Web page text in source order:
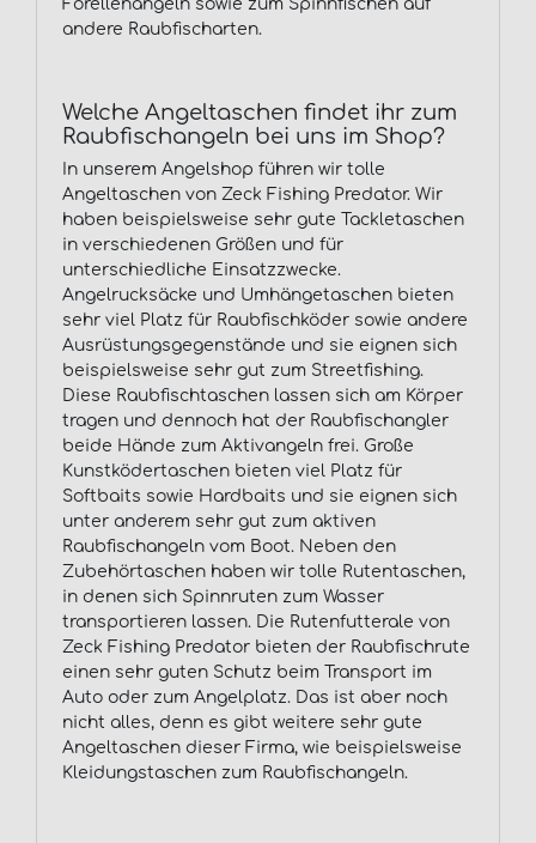
Forellenangeln sowie zum Spinnfischen auf
andere Raubfischarten.
Welche Angeltaschen findet ihr zum
Raubfischangeln bei uns im Shop?
In unserem Angelshop führen wir tolle
Angeltaschen von Zeck Fishing Predator. Wir
haben beispielsweise sehr gute Tackletaschen
in verschiedenen Größen und für
unterschiedliche Einsatzzwecke.
Angelrucksäcke und Umhängetaschen bieten
sehr viel Platz für Raubfischköder sowie andere
Ausrüstungsgegenstände und sie eignen sich
beispielsweise sehr gut zum Streetfishing.
Diese Raubfischtaschen lassen sich am Körper
tragen und dennoch hat der Raubfischangler
beide Hände zum Aktivangeln frei. Große
Kunstködertaschen bieten viel Platz für
Softbaits sowie Hardbaits und sie eignen sich
unter anderem sehr gut zum aktiven
Raubfischangeln vom Boot. Neben den
Zubehörtaschen haben wir tolle Rutentaschen,
in denen sich Spinnruten zum Wasser
transportieren lassen. Die Rutenfutterale von
Zeck Fishing Predator bieten der Raubfischrute
einen sehr guten Schutz beim Transport im
Auto oder zum Angelplatz. Das ist aber noch
nicht alles, denn es gibt weitere sehr gute
Angeltaschen dieser Firma, wie beispielsweise
Kleidungstaschen zum Raubfischangeln.